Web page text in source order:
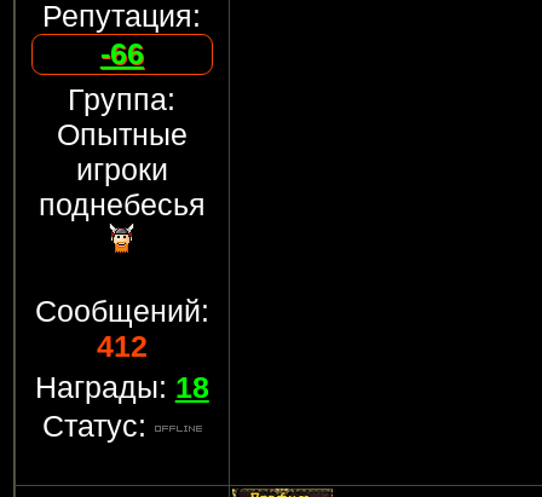
Репутация:
-66
Группа:
Опытные
игроки
поднебесья
Сообщений:
412
Награды: 18
Статус: